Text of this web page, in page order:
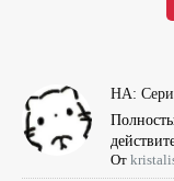
НА:
От